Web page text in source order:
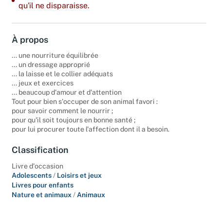
qu'il ne disparaisse.
À propos
... une nourriture équilibrée
... un dressage approprié
... la laisse et le collier adéquats
... jeux et exercices
... beaucoup d'amour et d'attention
Tout pour bien s'occuper de son animal favori :
pour savoir comment le nourrir ;
pour qu'il soit toujours en bonne santé ;
pour lui procurer toute l'affection dont il a besoin.
Classification
Livre d'occasion
Adolescents / Loisirs et jeux
Livres pour enfants
Nature et animaux / Animaux